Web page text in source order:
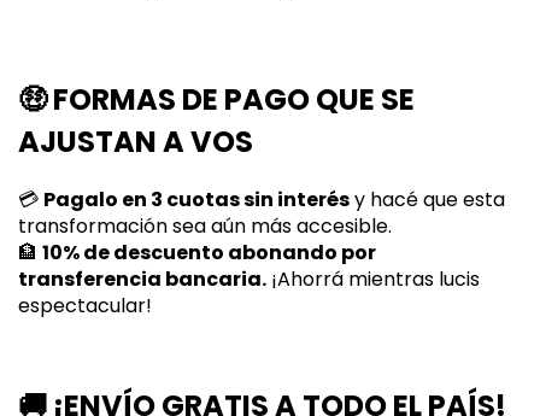
🤑FORMAS DE PAGO QUE SE
AJUSTAN A VOS
💳 Pagalo en 3 cuotas sin interésy hacé que esta
transformación sea aún más accesible.
🏦 10% de descuento abonando por
transferencia bancaria. ¡Ahorrá mientras lucis
espectacular!
🚚 ¡ENVÍO GRATIS A TODO EL PAÍS!